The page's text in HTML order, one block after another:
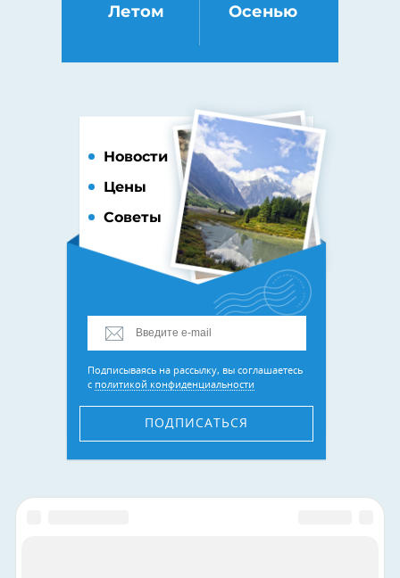
Летом Осенью
Новости
Цены
Советы
Подписываясь на рассылку, вы соглашаетесь
с политикой конфиденциальности
ПОДПИСАТЬСЯ